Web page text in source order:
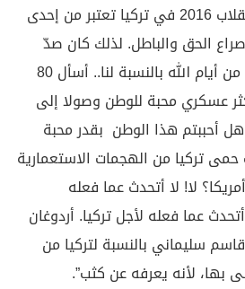
وتابع شيرين: “محاولة انقلاب 2016 في تركيا تعتبر من إحدى
الحق والباطل. لذلك كان صدّ
المحاولة الانقلابية يومًا من أيام الله بالنسبة لنا.. أسأل 80
عسكري محبة للوطن وصولا إلى
أحببتم هذا الوطن بقدر محبة
تركيا من الهجمات الاستعمارية
لا! لا أتحدث عما فعله
عما فعله لأجل تركيا. أردوغان
سليماني بالنسبة لتركيا من
بها، لأنه يعرفه عن كثب”.